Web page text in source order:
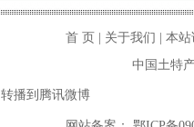
首 页 关于我们
本站
中国土特
转播到腾讯微博